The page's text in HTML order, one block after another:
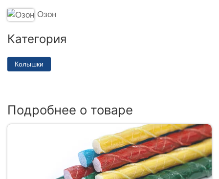
Озон
Категория
Колышки
Подробнее о товаре